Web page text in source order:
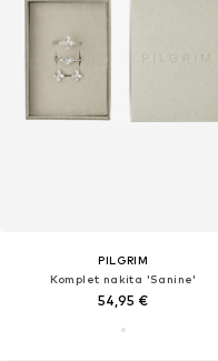
PILGRIM
Komplet nakita 'Sanine'
54,95 €